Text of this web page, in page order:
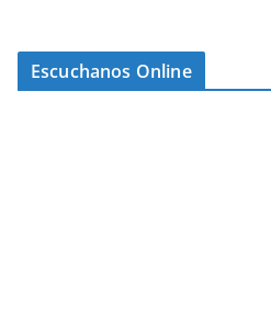
Escuchanos Online